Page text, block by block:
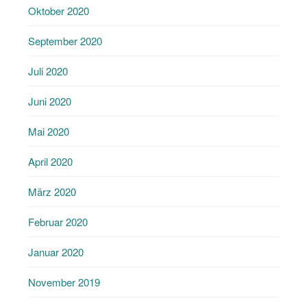
Oktober 2020
September 2020
Juli 2020
Juni 2020
Mai 2020
April 2020
März 2020
Februar 2020
Januar 2020
November 2019